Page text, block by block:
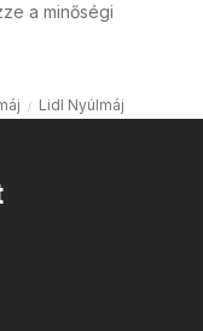
a minőségi
Lidl Nyúlmáj